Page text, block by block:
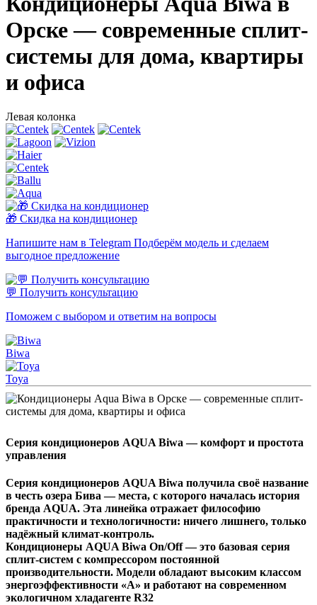
Орске — современные сплит-
системы для дома, квартиры
и офиса
Левая колонка
🎁 Скидка на кондиционер
Напишите нам в Telegram Подберём модель и сделаем
выгодное предложение
💬 Получить консультацию
Поможем с выбором и ответим на вопросы
Biwa
Toya
Серия кондиционеров AQUA Biwa — комфорт и простота
управления
Серия кондиционеров AQUA Biwa получила своё название
в честь озера Бива — места, с которого началась история
бренда AQUA. Эта линейка отражает философию
практичности и технологичности: ничего лишнего, только
надёжный климат-контроль.
Кондиционеры AQUA Biwa On/Off — это базовая серия
сплит-систем с компрессором постоянной
производительности. Модели обладают высоким классом
энергоэффективности «A» и работают на современном
экологичном хладагенте R32